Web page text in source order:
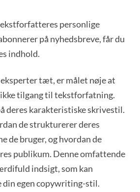
personlige
på nyhedsbreve, får du
indhold.
tæt, er målet nøje at
tilgang til tekstforfatning.
deres karakteristiske skrivestil.
de strukturerer deres
de bruger, og hvordan de
publikum. Denne omfattende
indsigt, som kan
din egen copywriting-stil.